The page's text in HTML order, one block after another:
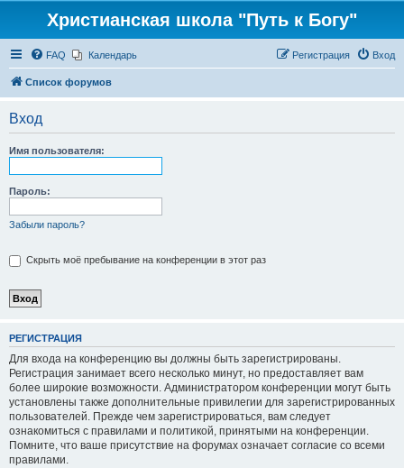
Христианская школа "Путь к Богу"
FAQ Календарь Вход
Регистрация
Список форумов
Вход
Имя пользователя:
Пароль:
Забыли пароль?
Скрыть моё пребывание на конференции в этот раз
РЕГИСТРАЦИЯ
Для входа на конференцию вы должны быть зарегистрированы.
Регистрация занимает всего несколько минут, но предоставляет вам
более широкие возможности. Администратором конференции могут быть
установлены также дополнительные привилегии для зарегистрированных
пользователей. Прежде чем зарегистрироваться, вам следует
ознакомиться с правилами и политикой, принятыми на конференции.
Помните, что ваше присутствие на форумах означает согласие со всеми
правилами.